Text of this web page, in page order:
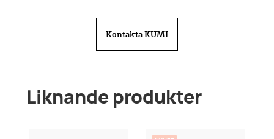
pall-straw-450-ritning.png
Benches_KUMI_Straw-Pall_EN.rfa
Kontakta KUMI
Liknande produkter